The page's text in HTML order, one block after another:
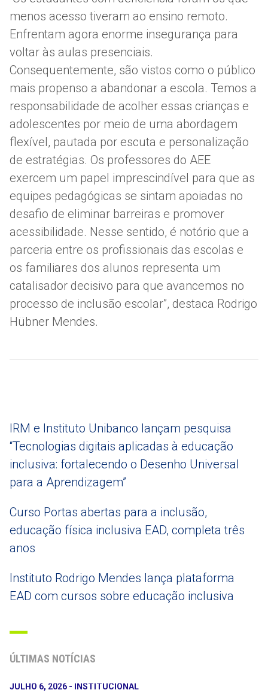
menos acesso tiveram ao ensino remoto.
Enfrentam agora enorme insegurança para
voltar às aulas presenciais.
Consequentemente, são vistos como o público
mais propenso a abandonar a escola. Temos a
responsabilidade de acolher essas crianças e
adolescentes por meio de uma abordagem
flexível, pautada por escuta e personalização
de estratégias. Os professores do AEE
exercem um papel imprescindível para que as
equipes pedagógicas se sintam apoiadas no
desafio de eliminar barreiras e promover
acessibilidade. Nesse sentido, é notório que a
parceria entre os profissionais das escolas e
os familiares dos alunos representa um
catalisador decisivo para que avancemos no
processo de inclusão escolar”, destaca Rodrigo
Hübner Mendes.
IRM e Instituto Unibanco lançam pesquisa
“Tecnologias digitais aplicadas à educação
inclusiva: fortalecendo o Desenho Universal
para a Aprendizagem”
Curso Portas abertas para a inclusão,
educação física inclusiva EAD, completa três
anos
Instituto Rodrigo Mendes lança plataforma
EAD com cursos sobre educação inclusiva
ÚLTIMAS NOTÍCIAS
JULHO 6, 2026 - INSTITUCIONAL